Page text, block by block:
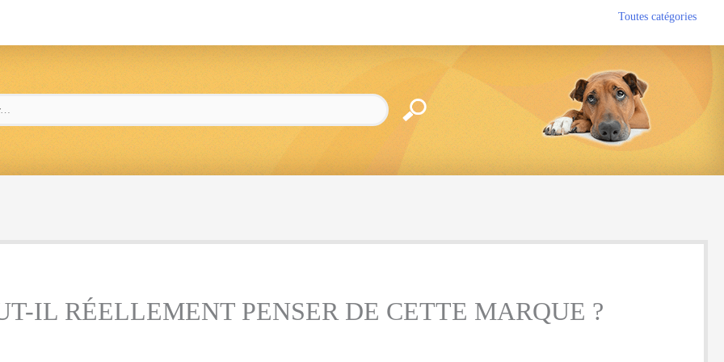
Toutes catégories
IL RÉELLEMENT PENSER DE CETTE MARQUE ?